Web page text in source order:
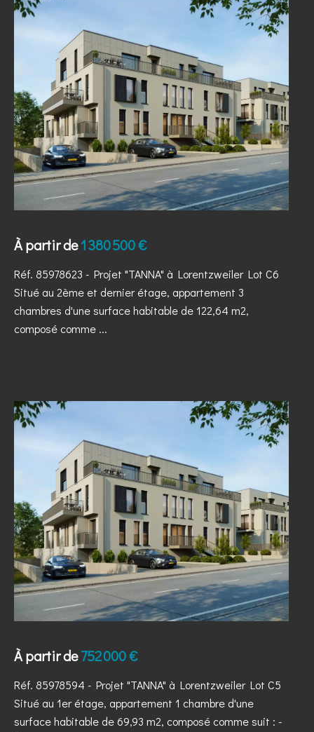
À partir de1 380 500 €
Réf. 85978623 - Projet "TANNA" à Lorentzweiler Lot C6
Situé au 2ème et dernier étage, appartement 3
chambres d'une surface habitable de 122,64 m2,
composé comme ...
À partir de752 000 €
Réf. 85978594 - Projet "TANNA" à Lorentzweiler Lot C5
Situé au 1er étage, appartement 1 chambre d'une
surface habitable de 69,93 m2, composé comme suit : -